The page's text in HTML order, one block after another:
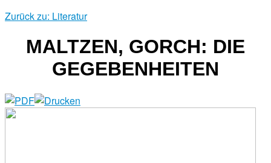
Zurück zu: Literatur
MALTZEN, GORCH: DIE
GEGEBENHEITEN